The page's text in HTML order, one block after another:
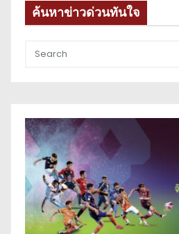
ค้นหาข่าวด่วนทันใจ